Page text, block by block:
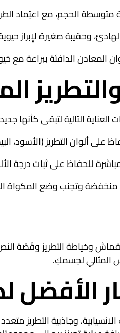
الحجم، مع اعتِماد
وحقيبة صغيرة لإبراز
الدافئة ببراعة مع خيوط
التالية لتبقى كأنها
ألوان التطريز (الأسود،
للحفاظ على ثبات درجة
منخفضة وتجنب وضع المكواة
وخياطة التطريز وقَصّة
المثالي لجسمكِ.
الأفضل
وجاذبية التطريز